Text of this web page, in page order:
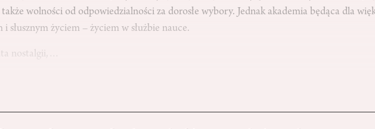
wolności od odpowiedzialności za dorosłe wybory. Jednak akademia będąca dla
słusznym życiem – życiem w służbie nauce.
nostalgii,…